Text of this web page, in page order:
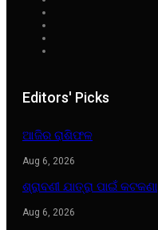
Editors' Picks
ଆଜିର ରାଶିଫଳ
Aug 6, 2026
ଶ୍ରାବଣୀ ଯାତ୍ରା ପାଇଁ କଟକଣା
Aug 6, 2026